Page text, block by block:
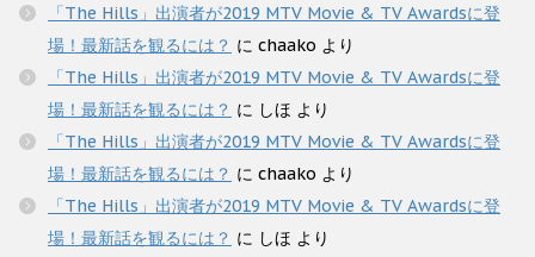
「The Hills」出演者が2019 MTV Movie & TV Awardsに登
場！最新話を観るには？ に chaako より
「The Hills」出演者が2019 MTV Movie & TV Awardsに登
場！最新話を観るには？ に しほ より
「The Hills」出演者が2019 MTV Movie & TV Awardsに登
場！最新話を観るには？ に chaako より
「The Hills」出演者が2019 MTV Movie & TV Awardsに登
場！最新話を観るには？ に しほ より